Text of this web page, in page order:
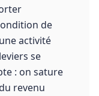
de
activité
se
: on sature
revenu